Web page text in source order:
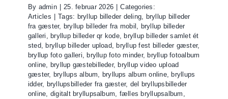
By admin 25. februar 2026
Categories:
Articles
Tags: bryllup billeder deling, bryllup billeder
fra gæster, bryllup billeder fra mobil , bryllup billeder
galleri , bryllup billeder qr kode, bryllup billeder samlet ét
sted, bryllup billeder upload, bryllup fest billeder gæster,
bryllup foto galleri, bryllup foto minder, bryllup fotoalbum
online, bryllup gæstebilleder, bryllup video upload
gæster, bryllups album, bryllups album online, bryllups
idder, bryllupsbilleder fra gæster, del bryllupsbilleder
online, digitalt bryllupsalbum, fælles bryllupsalbum ,